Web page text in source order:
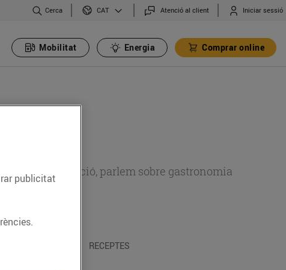
Cerca CAT Atenció al client Iniciar sessió
Mobilitat Energia Comprar online
alimentació, parlem sobre gastronomia
RECEPTES
publicitat